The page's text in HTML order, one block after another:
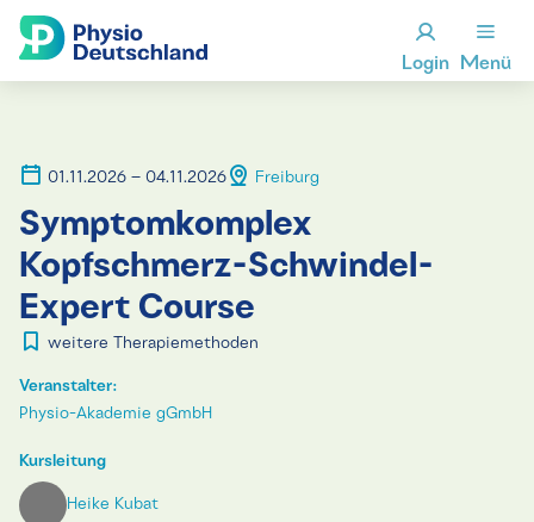
Login Menü
01.11.2026 – 04.11.2026 Freiburg
Symptomkomplex
Kopfschmerz-Schwindel-
Expert Course
weitere Therapiemethoden
Veranstalter:
Physio-Akademie gGmbH
Kursleitung
Heike Kubat